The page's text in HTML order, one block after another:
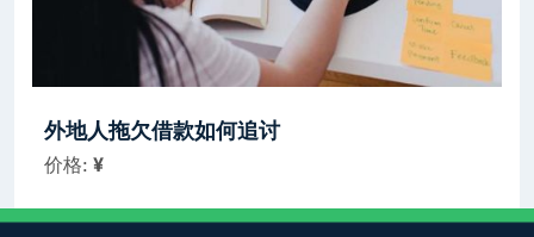
外地人拖欠借款如何追讨
价格: ¥